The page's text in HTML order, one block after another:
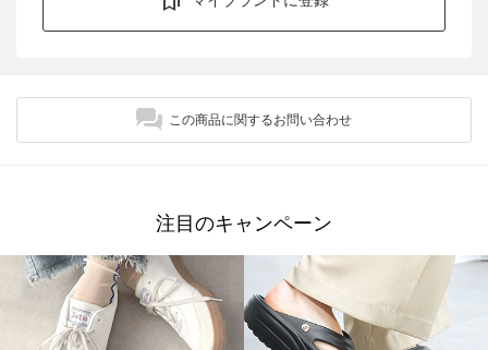
この商品に関するお問い合わせ
注目のキャンペーン